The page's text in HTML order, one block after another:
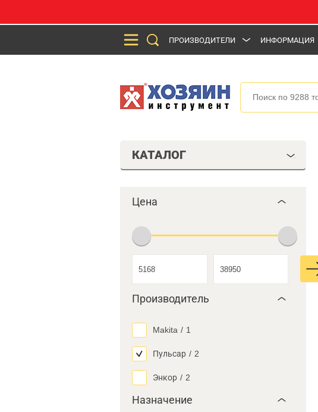
ПРОИЗВОДИТЕЛИ ИНФОРМАЦИЯ
КАТАЛОГ
Цена
Производитель
Makita / 1
Пульсар / 2
Энкор / 2
Назначение